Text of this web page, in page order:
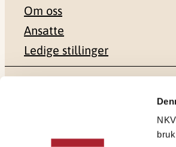
Om oss
Ansatte
Ledige stillinger